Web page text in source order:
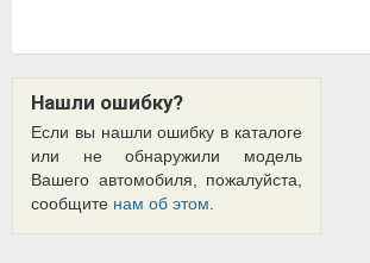
Нашли ошибку?
Если вы нашли ошибку в каталоге
или не обнаружили модель
Вашего автомобиля, пожалуйста,
сообщите нам об этом